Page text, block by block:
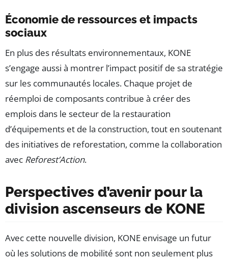
Économie de ressources et impacts
sociaux
En plus des résultats environnementaux, KONE
s’engage aussi à montrer l’impact positif de sa stratégie
sur les communautés locales. Chaque projet de
réemploi de composants contribue à créer des
emplois dans le secteur de la restauration
d’équipements et de la construction, tout en soutenant
des initiatives de reforestation, comme la collaboration
avec Reforest’Action.
Perspectives d’avenir pour la
division ascenseurs de KONE
Avec cette nouvelle division, KONE envisage un futur
où les solutions de mobilité sont non seulement plus